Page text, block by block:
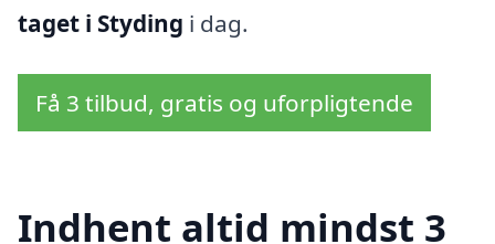
taget i Styding i dag.
Få 3 tilbud, gratis og uforpligtende
Indhent altid mindst 3